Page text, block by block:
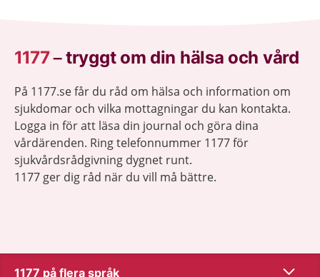
1177–tryggt om din hälsa och vård
På 1177.se får du råd om hälsa och information om
sjukdomar och vilka mottagningar du kan kontakta.
Logga in för att läsa din journal och göra dina
vårdärenden. Ring telefonnummer 1177 för
sjukvårdsrådgivning dygnet runt.
1177 ger dig råd när du vill må bättre.
1177 på flera språk Visa